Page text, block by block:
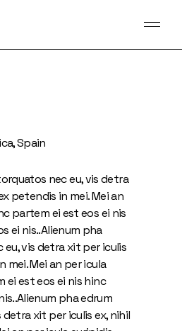
Spain
nec eu, vis detra
petendis in mei. Mei an
partem ei est eos ei nis
ei nis..Alienum pha
vis detra xit per iculis
mei. Mei an per icula
ei est eos ei nis hinc
pha edrum
xit per iculis ex, nihil